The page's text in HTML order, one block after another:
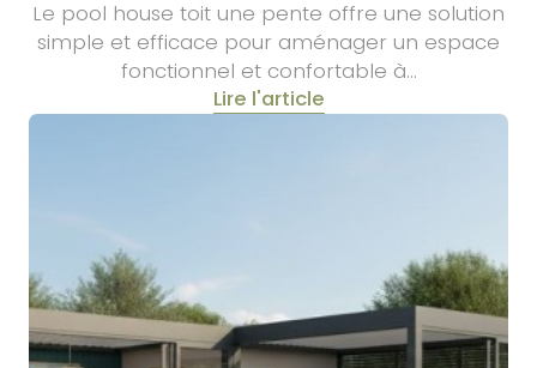
Le pool house toit une pente offre une solution
simple et efficace pour aménager un espace
fonctionnel et confortable à…
Lire l'article